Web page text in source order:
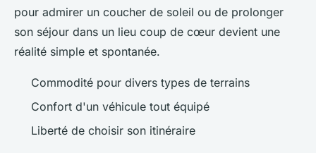
pour admirer un coucher de soleil ou de prolonger
son séjour dans un lieu coup de cœur devient une
réalité simple et spontanée.
Commodité pour divers types de terrains
Confort d'un véhicule tout équipé
Liberté de choisir son itinéraire